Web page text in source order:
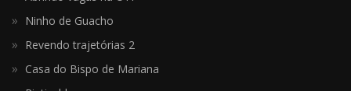
Ninho de Guacho
Revendo trajetórias 2
Casa do Bispo de Mariana